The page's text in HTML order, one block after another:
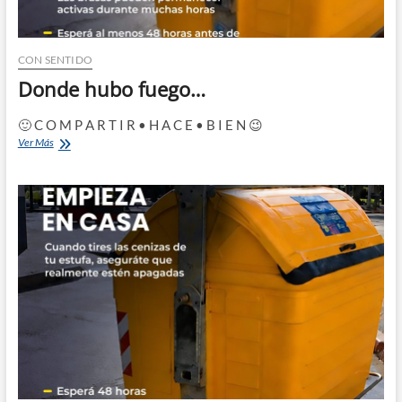
CON SENTIDO
Donde hubo fuego…
🙂 C O M P A R T I R • H A C E • B I E N 😉
Ver MásDonde